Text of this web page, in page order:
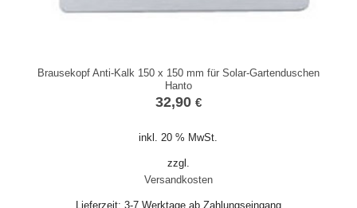
Brausekopf Anti-Kalk 150 x 150 mm für Solar-Gartenduschen
Hanto
32,90 €
inkl. 20 % MwSt.
zzgl.
Versandkosten
Lieferzeit: 3-7 Werktage ab Zahlungseingang